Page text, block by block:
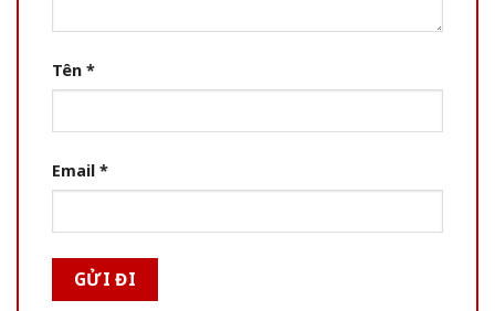
Tên *
Email *